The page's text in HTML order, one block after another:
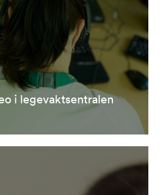
i legevaktsentralen